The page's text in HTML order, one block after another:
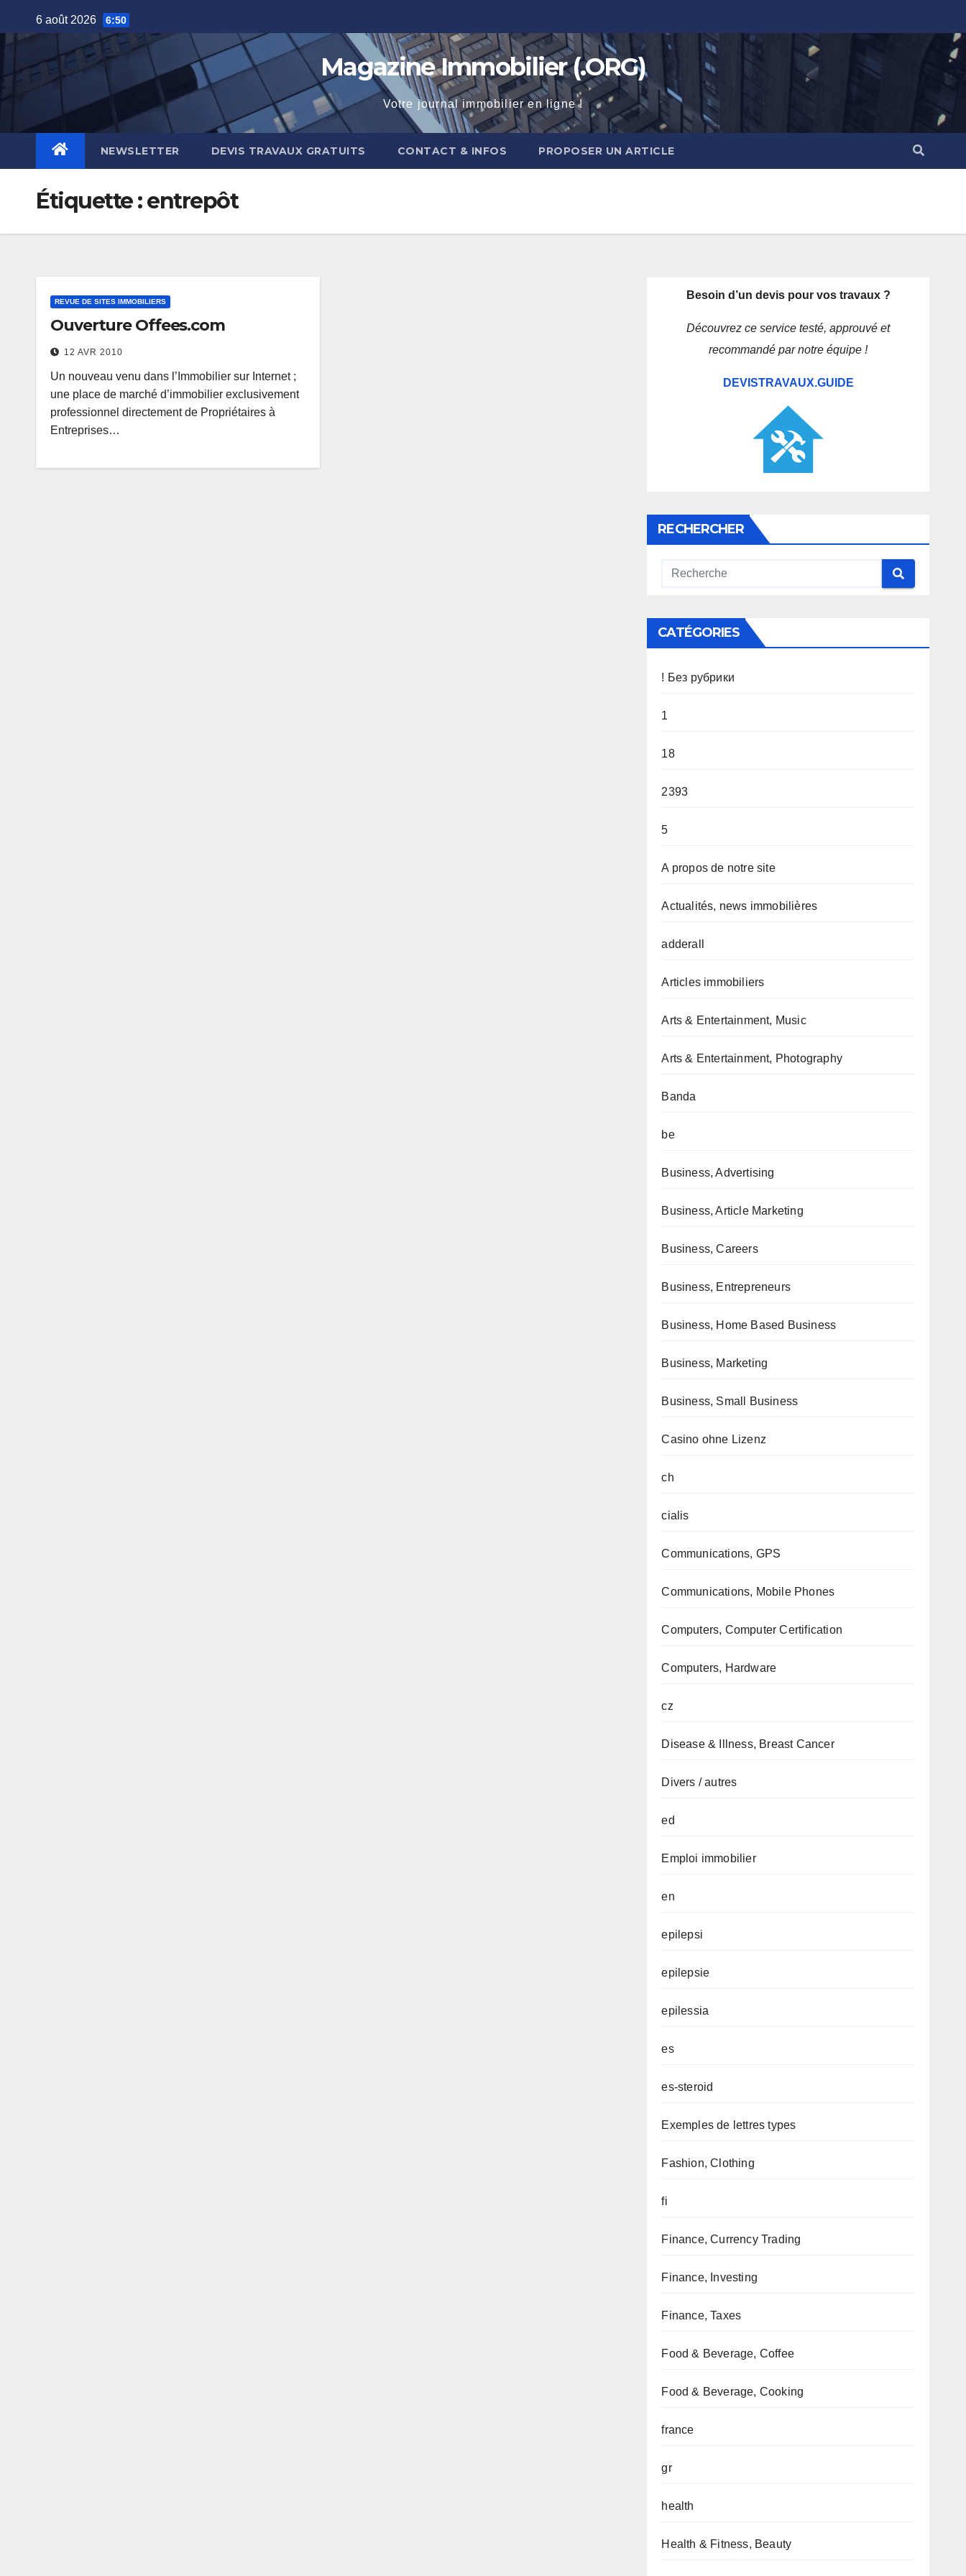
to
6 août 2026 6:50
Magazine Immobilier (.ORG)
Votre journal immobilier en ligne !
NEWSLETTER DEVIS TRAVAUX GRATUITS CONTACT & INFOS PROPOSER UN ARTICLE
Étiquette :entrepôt
REVUE DE SITES IMMOBILIERS
Ouverture Offees.com
12 AVR 2010
Un nouveau venu dans l’Immobilier sur Internet ;
une place de marché d’immobilier exclusivement
professionnel directement de Propriétaires à
Entreprises…
Besoin d’un devis pour vos travaux ?
Découvrez ce service testé, approuvé et
recommandé par notre équipe !
DEVISTRAVAUX.GUIDE
RECHERCHER
CATÉGORIES
! Без рубрики
1
18
2393
5
A propos de notre site
Actualités, news immobilières
adderall
Articles immobiliers
Arts & Entertainment, Music
Arts & Entertainment, Photography
Banda
be
Business, Advertising
Business, Article Marketing
Business, Careers
Business, Entrepreneurs
Business, Home Based Business
Business, Marketing
Business, Small Business
Casino ohne Lizenz
ch
cialis
Communications, GPS
Communications, Mobile Phones
Computers, Computer Certification
Computers, Hardware
cz
Disease & Illness, Breast Cancer
Divers / autres
ed
Emploi immobilier
en
epilepsi
epilepsie
epilessia
es
es-steroid
Exemples de lettres types
Fashion, Clothing
fi
Finance, Currency Trading
Finance, Investing
Finance, Taxes
Food & Beverage, Coffee
Food & Beverage, Cooking
france
gr
health
Health & Fitness, Beauty